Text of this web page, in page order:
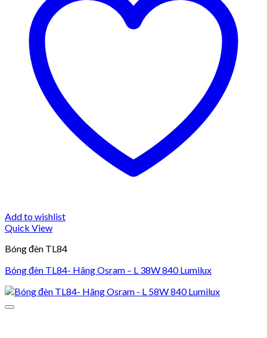
Add to wishlist
Quick View
Bóng đèn TL84
Bóng đèn TL84- Hãng Osram – L 38W 840 Lumilux